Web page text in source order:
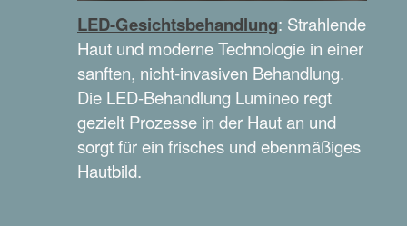
LED-Gesichtsbehandlung: Strahlende
Haut und moderne Technologie in einer
sanften, nicht-invasiven Behandlung.
Die LED-Behandlung Lumineo regt
gezielt Prozesse in der Haut an und
sorgt für ein frisches und ebenmäßiges
Hautbild.